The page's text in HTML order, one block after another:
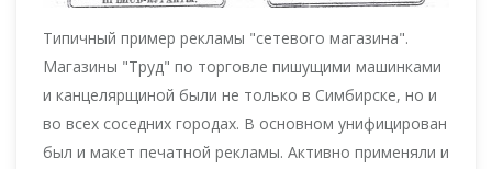
Типичный пример рекламы "сетевого магазина".
Магазины "Труд" по торговле пишущими машинками
и канцелярщиной были не только в Симбирске, но и
во всех соседних городах. В основном унифицирован
был и макет печатной рекламы. Активно применяли и